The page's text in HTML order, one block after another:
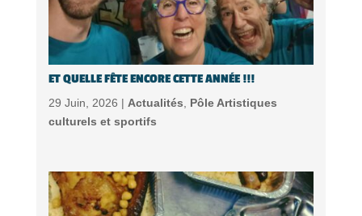
ET QUELLE FÊTE ENCORE CETTE ANNÉE !!!
29 Juin, 2026 | Actualités
Pôle Artistiques
culturels et sportifs